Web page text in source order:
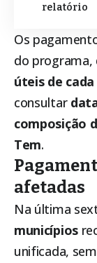
relatório
Os
do programa,
úteis de
consultar
composição
Tem.
afetadas
Na última
municípios
unificada,